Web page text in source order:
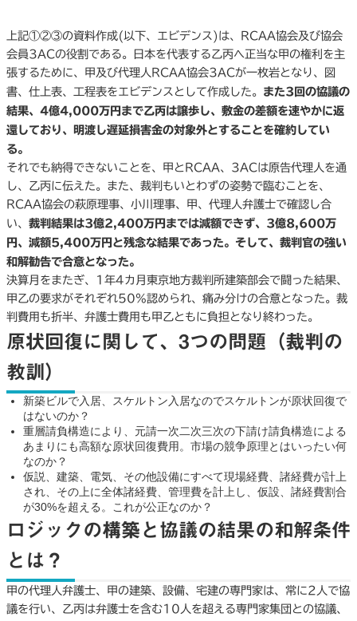
上記①②③の資料作成(以下、エビデンス)は、RCAA協会及び協会
会員3ACの役割である。日本を代表する乙丙へ正当な甲の権利を主
張するために、甲及び代理人RCAA協会3ACが一枚岩となり、図
書、仕上表、工程表をエビデンスとして作成した。 また3回の協議の
結果、4億4,000万円まで乙丙は譲歩し、敷金の差額を速やかに返
還しており、明渡し遅延損害金の対象外とすることを確約してい
る。
それでも納得できないことを、甲とRCAA、3ACは原告代理人を通
し、乙丙に伝えた。また、裁判もいとわずの姿勢で臨むことを、
RCAA協会の萩原理事、小川理事、甲、代理人弁護士で確認し合
い、 裁判結果は3億2,400万円までは減額できず、3億8,600万
円、減額5,400万円と残念な結果であった。そして、裁判官の強い
和解勧告で合意となった。
決算月をまたぎ、1年4カ月東京地方裁判所建築部会で闘った結果、
甲乙の要求がそれぞれ50%認められ、痛み分けの合意となった。裁
判費用も折半、弁護士費用も甲乙ともに負担となり終わった。
原状回復に関して、3つの問題（裁判の
教訓）
新築ビルで入居、スケルトン入居なのでスケルトンが原状回復で
はないのか？
重層請負構造により、元請一次二次三次の下請け請負構造による
あまりにも高額な原状回復費用。市場の競争原理とはいったい何
なのか？
仮説、建築、電気、その他設備にすべて現場経費、諸経費が計上
され、その上に全体諸経費、管理費を計上し、仮設、諸経費割合
が30%を超える。これが公正なのか？
ロジックの構築と協議の結果の和解条件
とは？
甲の代理人弁護士、甲の建築、設備、宅建の専門家は、常に2人で協
議を行い、乙丙は弁護士を含む10人を超える専門家集団との協議、